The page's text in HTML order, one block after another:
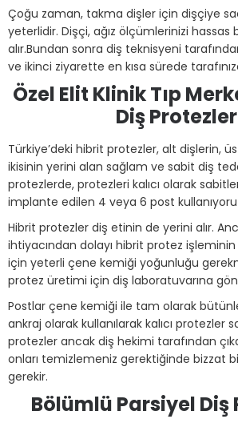
Çoğu zaman, takma dişler için dişçiye
yeterlidir. Dişçi, ağız ölçümlerinizi hassas
alır.Bundan sonra diş teknisyeni
ve ikinci ziyarette en kısa sürede
Özel Elit Klinik Tıp
Diş
Türkiye’deki hibrit protezler, alt dişlerin,
ikisinin yerini alan sağlam ve sabit diş
protezlerde, protezleri kalıcı olarak
implante edilen 4 veya 6 post
Hibrit protezler diş etinin de yerini alır.
ihtiyacından dolayı hibrit protez işleminin
için yeterli çene kemiği yoğunluğu
protez üretimi için diş laboratuvarına
Postlar çene kemiği ile tam olarak
ankraj olarak kullanılarak kalıcı protezler
protezler ancak diş hekimi tarafından
onları temizlemeniz gerektiğinde bizzat
gerekir.
Bölümlü Parsiyel Diş